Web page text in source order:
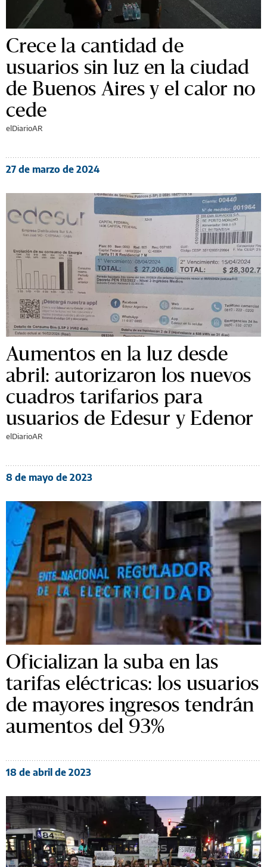
Crece la cantidad de
usuarios sin luz en la ciudad
de Buenos Aires y el calor no
cede
elDiarioAR
27 de marzo de 2024
Aumentos en la luz desde
abril: autorizaron los nuevos
cuadros tarifarios para
usuarios de Edesur y Edenor
elDiarioAR
8 de mayo de 2023
Oficializan la suba en las
tarifas eléctricas: los usuarios
de mayores ingresos tendrán
aumentos del 93%
18 de abril de 2023